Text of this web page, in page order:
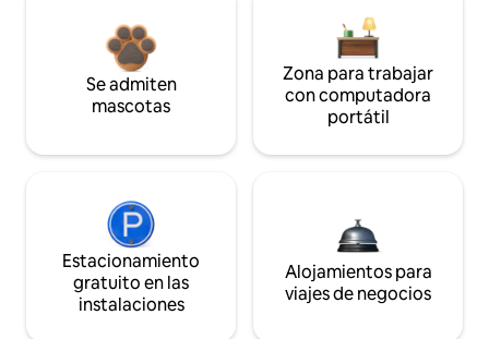
Se admiten
mascotas
Zona para trabajar
con computadora
portátil
Estacionamiento
gratuito en las
instalaciones
Alojamientos para
viajes de negocios